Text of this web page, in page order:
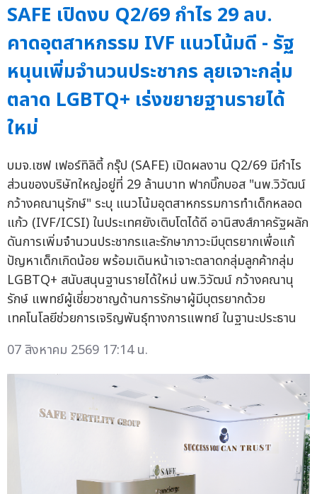
SAFE เปิดงบ Q2/69 กำไร 29 ลบ.
คาดอุตสาหกรรม IVF แนวโน้มดี - รัฐ
หนุนเพิ่มจำนวนประชากร ลุยเจาะกลุ่ม
ตลาด LGBTQ+ เร่งขยายฐานรายได้
ใหม่
บมจ.เซฟ เฟอร์ทิลิตี้ กรุ๊ป (SAFE) เปิดผลงาน Q2/69 มีกำไร
ส่วนของบริษัทใหญ่อยู่ที่ 29 ล้านบาท ฟากบิ๊กบอส "นพ.วิวัฒน์
กว้างคณานุรักษ์" ระบุ แนวโน้มอุตสาหกรรมการทำเด็กหลอด
แก้ว (IVF/ICSI) ในประเทศยังเติบโตได้ดี อานิสงส์ภาครัฐผลัก
ดันการเพิ่มจำนวนประชากรและรักษาภาวะมีบุตรยากเพื่อแก้
ปัญหาเด็กเกิดน้อย พร้อมเดินหน้าเจาะตลาดกลุ่มลูกค้ากลุ่ม
LGBTQ+ สนับสนุนฐานรายได้ใหม่ นพ.วิวัฒน์ กว้างคณานุ
รักษ์ แพทย์ผู้เชี่ยวชาญด้านการรักษาผู้มีบุตรยากด้วย
เทคโนโลยีช่วยการเจริญพันธุ์ทางการแพทย์ ในฐานะประธาน
07 สิงหาคม 2569 17:14 น.